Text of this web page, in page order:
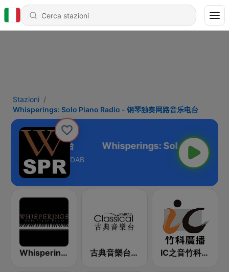
Stazioni
Whisperings: Solo Piano Radio - 钢琴独奏网路音乐电台
奏网路音乐电台
DAB
Whisperings:Solo Piano Radio - 鋼琴獨奏網路音樂電台 古典音樂台 Classical FM 97.7 IC之音竹科廣播 FM97.5